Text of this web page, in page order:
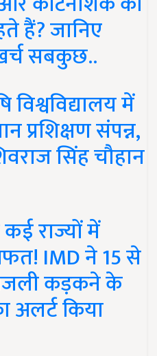
हैं? जानिए
सबकुछ..
विश्वविद्यालय में
प्रशिक्षण संपन्न,
सिंह चौहान
राज्यों में
IMD ने 15 से
कड़कने के
अलर्ट किया